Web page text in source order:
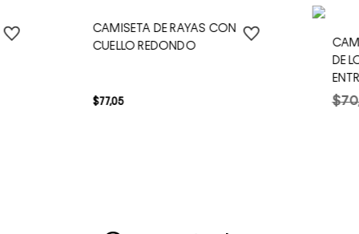
CAMISETA DE RAYAS CON
CUELLO REDONDO
$77,05
DE
$70